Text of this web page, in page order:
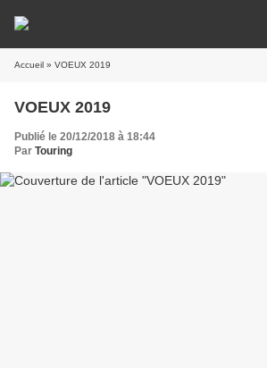
Accueil » VOEUX 2019
VOEUX 2019
Publié le 20/12/2018 à 18:44
Par Touring